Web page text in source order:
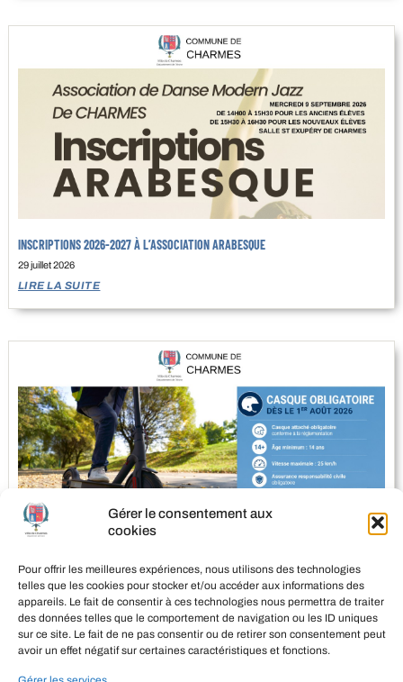
Gérer le consentement aux
cookies
Pour offrir les meilleures expériences, nous utilisons des technologies
telles que les cookies pour stocker et/ou accéder aux informations des
appareils. Le fait de consentir à ces technologies nous permettra de traiter
des données telles que le comportement de navigation ou les ID uniques
sur ce site. Le fait de ne pas consentir ou de retirer son consentement peut
avoir un effet négatif sur certaines caractéristiques et fonctions.
INSCRIPTIONS 2026-2027 À L’ASSOCIATION ARABESQUE
29 juillet 2026
LIRE LA SUITE
27 juillet 2026
LIRE LA SUITE